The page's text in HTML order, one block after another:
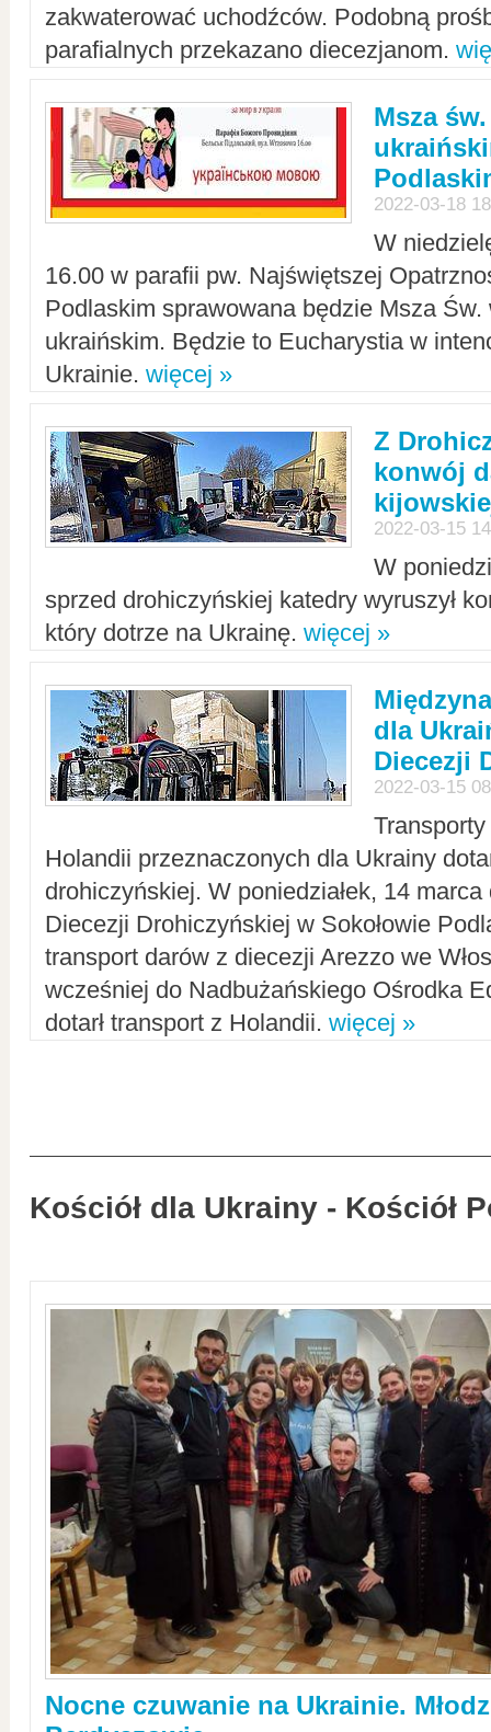
zakwaterować uchodźców. Podobną
parafialnych przekazano diecezjanom.
Msza
2022-03-18
W
16.00 w parafii pw. Najświętszej
Podlaskim sprawowana będzie Msza Św.
ukraińskim. Będzie to Eucharystia w
Ukrainie. więcej »
Z
konwój
2022-03-15
W
sprzed drohiczyńskiej katedry wyruszył
który dotrze na Ukrainę. więcej »
dla
Diecezji
2022-03-15
Holandii przeznaczonych dla Ukrainy
drohiczyńskiej. W poniedziałek, 14
Diecezji Drohiczyńskiej w Sokołowie
transport darów z diecezji Arezzo we
wcześniej do Nadbużańskiego Ośrodka
dotarł transport z Holandii. więcej »
Kościół dla Ukrainy - Kościół
Nocne czuwanie na Ukrainie.